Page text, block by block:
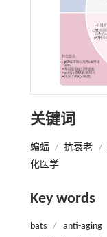
关键词
蝙蝠 / 抗衰老 /
化医学
Key words
bats / anti-aging